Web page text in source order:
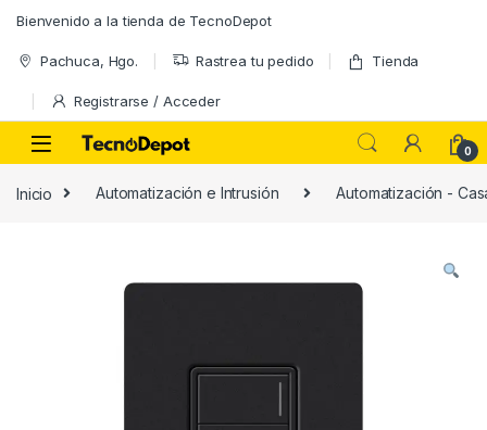
Bienvenido a la tienda de TecnoDepot
Pachuca, Hgo. Rastrea tu pedido Tienda
Registrarse / Acceder
0
Inicio Automatización e Intrusión Automatización -